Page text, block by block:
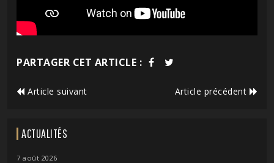
PARTAGER CET ARTICLE :
Article suivant Article précédent
ACTUALITÉS
7 août 2026